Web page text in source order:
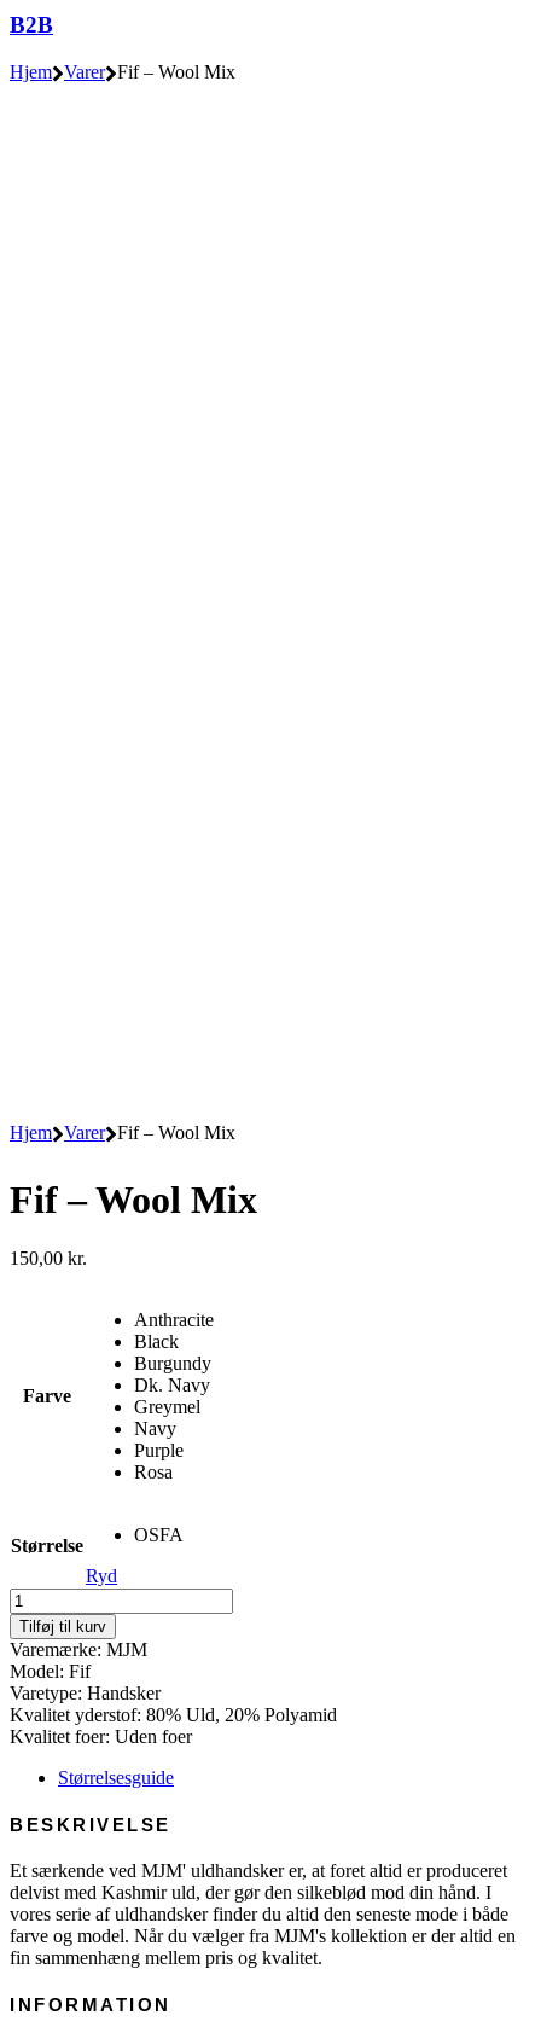
B2B
Hjem Varer Fif – Wool Mix
Hjem Varer Fif – Wool Mix
Fif – Wool Mix
150,00 kr.
Farve
Anthracite
Black
Burgundy
Dk. Navy
Greymel
Navy
Purple
Rosa
Størrelse
OSFA
Ryd
Fif
-
Wool
Mix
antal
Tilføj til kurv
Varemærke: MJM
Model: Fif
Varetype: Handsker
Kvalitet yderstof: 80% Uld, 20% Polyamid
Kvalitet foer: Uden foer
Størrelsesguide
BESKRIVELSE
Et særkende ved MJM' uldhandsker er, at foret altid er produceret
delvist med Kashmir uld, der gør den silkeblød mod din hånd. I
vores serie af uldhandsker finder du altid den seneste mode i både
farve og model. Når du vælger fra MJM's kollektion er der altid en
fin sammenhæng mellem pris og kvalitet.
INFORMATION